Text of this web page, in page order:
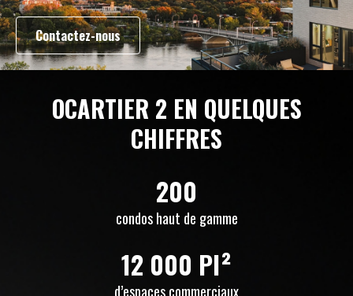
Contactez-nous
OCARTIER 2 EN QUELQUES
CHIFFRES
200
condos haut de gamme
12 000 PI²
d’espaces commerciaux